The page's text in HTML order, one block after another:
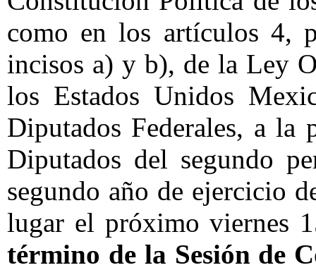
como en los artículos 4,
incisos a) y b), de la Ley
los Estados Unidos
Diputados Federales, a la
Diputados del segundo
segundo año de ejercicio
lugar el próximo viernes
término de la Sesión de